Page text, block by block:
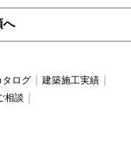
へ
タログ
建築施工実績
相談